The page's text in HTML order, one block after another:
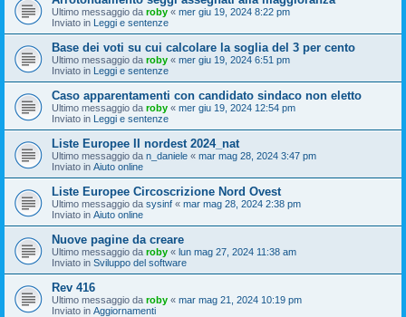
Ultimo messaggio da roby « mer giu 19, 2024 8:22 pm
Inviato in Leggi e sentenze
Base dei voti su cui calcolare la soglia del 3 per cento
Ultimo messaggio da roby « mer giu 19, 2024 6:51 pm
Inviato in Leggi e sentenze
Caso apparentamenti con candidato sindaco non eletto
Ultimo messaggio da roby « mer giu 19, 2024 12:54 pm
Inviato in Leggi e sentenze
Liste Europee II nordest 2024_nat
Ultimo messaggio da n_daniele « mar mag 28, 2024 3:47 pm
Inviato in Aiuto online
Liste Europee Circoscrizione Nord Ovest
Ultimo messaggio da sysinf « mar mag 28, 2024 2:38 pm
Inviato in Aiuto online
Nuove pagine da creare
Ultimo messaggio da roby « lun mag 27, 2024 11:38 am
Inviato in Sviluppo del software
Rev 416
Ultimo messaggio da roby « mar mag 21, 2024 10:19 pm
Inviato in Aggiornamenti